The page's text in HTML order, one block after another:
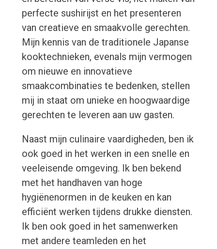
perfecte sushirijst en het presenteren
van creatieve en smaakvolle gerechten.
Mijn kennis van de traditionele Japanse
kooktechnieken, evenals mijn vermogen
om nieuwe en innovatieve
smaakcombinaties te bedenken, stellen
mij in staat om unieke en hoogwaardige
gerechten te leveren aan uw gasten.
Naast mijn culinaire vaardigheden, ben ik
ook goed in het werken in een snelle en
veeleisende omgeving. Ik ben bekend
met het handhaven van hoge
hygiënenormen in de keuken en kan
efficiënt werken tijdens drukke diensten.
Ik ben ook goed in het samenwerken
met andere teamleden en het